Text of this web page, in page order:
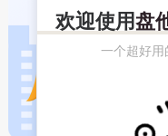
欢迎使用盘
一个超好用